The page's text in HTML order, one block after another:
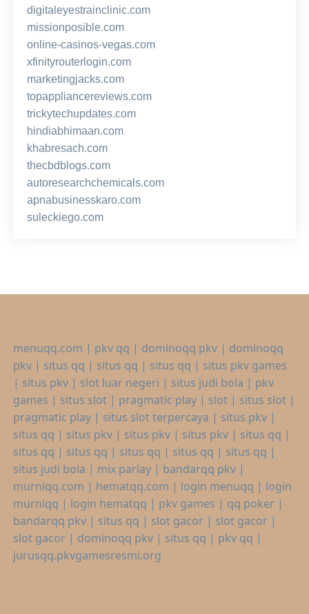
digitaleyestrainclinic.com
missionposible.com
online-casinos-vegas.com
xfinityrouterlogin.com
marketingjacks.com
topappliancereviews.com
trickytechupdates.com
hindiabhimaan.com
khabresach.com
thecbdblogs.com
autoresearchchemicals.com
apnabusinesskaro.com
suleckiego.com
menuqq.com | pkv qq | dominoqq pkv | dominoqq
pkv | situs qq | situs qq | situs qq | situs pkv games
| situs pkv | slot luar negeri | situs judi bola | pkv
games | situs slot | pragmatic play | slot | situs slot |
pragmatic play | situs slot terpercaya | situs pkv |
situs qq | situs pkv | situs pkv | situs pkv | situs qq |
situs qq | situs qq | situs qq | situs qq | situs qq |
situs judi bola | mix parlay | bandarqq pkv |
murniqq.com | hematqq.com | login menuqq | login
murniqq | login hematqq | pkv games | qq poker |
bandarqq pkv | situs qq | slot gacor | slot gacor |
slot gacor | dominoqq pkv | situs qq | pkv qq |
jurusqq.pkvgamesresmi.org